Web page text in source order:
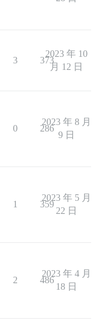
3 373
2023 年 10
月 12 日
0 286
2023 年 8 月
9 日
1 359
2023 年 5 月
22 日
2 486
2023 年 4 月
18 日